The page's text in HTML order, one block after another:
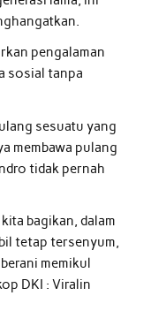
pengalaman
sosial tanpa
sesuatu yang
membawa pulang
tidak pernah
bagikan, dalam
tetap tersenyum,
memikul
DKI : Viralin